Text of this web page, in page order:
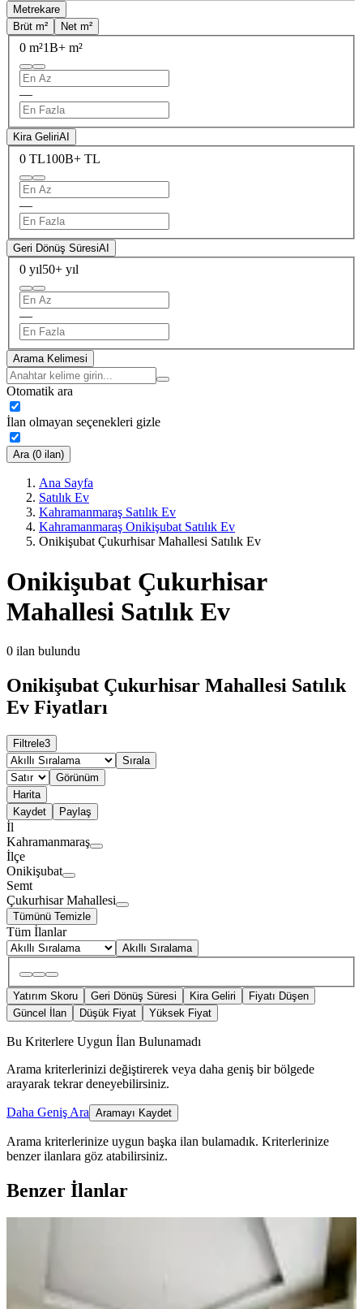
Metrekare
Brüt m²
Net m²
0 m²1B+ m²
—
Kira GeliriAI
0 TL100B+ TL
—
Geri Dönüş SüresiAI
0 yıl50+ yıl
—
Arama Kelimesi
Otomatik ara
İlan olmayan seçenekleri gizle
Ara (0 ilan)
Ana Sayfa
Satılık Ev
Kahramanmaraş Satılık Ev
Kahramanmaraş Onikişubat Satılık Ev
Onikişubat Çukurhisar Mahallesi Satılık Ev
Onikişubat Çukurhisar
Mahallesi Satılık Ev
0 ilan bulundu
Onikişubat Çukurhisar Mahallesi Satılık
Ev Fiyatları
Filtrele3
Sırala
Görünüm
Harita
Kaydet
Paylaş
İl
Kahramanmaraş
İlçe
Onikişubat
Semt
Çukurhisar Mahallesi
Tümünü Temizle
Tüm İlanlar
Akıllı Sıralama
Yatırım Skoru Geri Dönüş Süresi Kira Geliri
Fiyatı Düşen
Güncel İlan
Düşük Fiyat Yüksek Fiyat
Bu Kriterlere Uygun İlan Bulunamadı
Arama kriterlerinizi değiştirerek veya daha geniş bir bölgede
arayarak tekrar deneyebilirsiniz.
Daha Geniş Ara Aramayı Kaydet
Arama kriterlerinize uygun başka ilan bulamadık. Kriterlerinize
benzer ilanlara göz atabilirsiniz.
Benzer İlanlar
Amazon'dan Gözde Semtte Havuzlu
Site'de Sıfır Yapı Satılık Daire
Onikişubat, Yamaçtepe Mahallesi